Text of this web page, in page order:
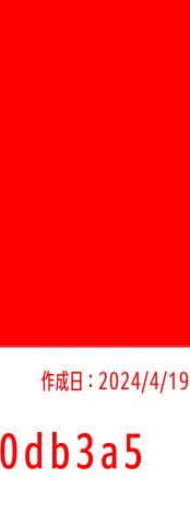
作成日：2024/4/19